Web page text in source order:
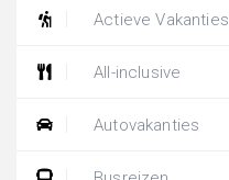
Actieve Vakanties
All-inclusive
Autovakanties